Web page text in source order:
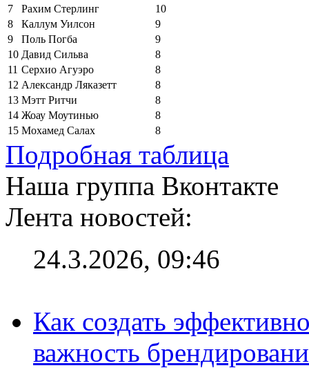
7
Рахим Стерлинг
10
8
Каллум Уилсон
9
9
Поль Погба
9
10 Давид Сильва
8
11 Серхио Агуэро
8
12 Александр Ляказетт
8
13 Мэтт Ритчи
8
14 Жоау Моутинью
8
15 Мохамед Салах 8
Подробная таблица
Наша группа Вконтакте
Лента новостей:
24.3.2026, 09:46
Как создать
важность